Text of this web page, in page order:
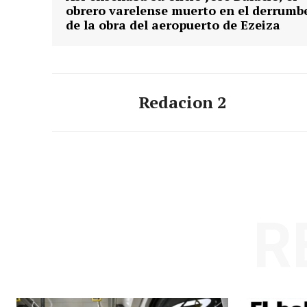
obrero varelense muerto en el
de la obra del aeropuerto de Ezeiza
Redacion 2